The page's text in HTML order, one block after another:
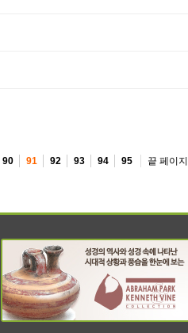
90 91 92 93 94 95 끝 페이지